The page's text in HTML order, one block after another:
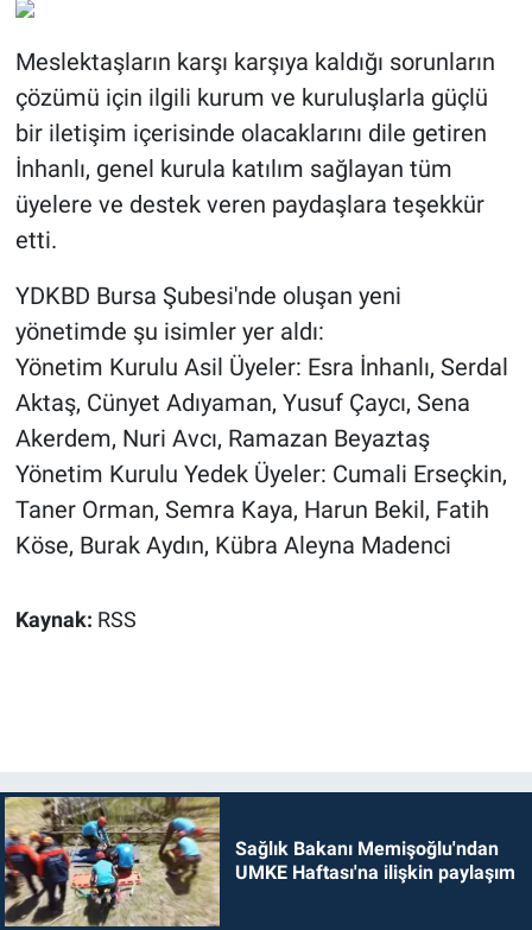
Meslektaşların karşı karşıya kaldığı sorunların
çözümü için ilgili kurum ve kuruluşlarla güçlü
bir iletişim içerisinde olacaklarını dile getiren
İnhanlı, genel kurula katılım sağlayan tüm
üyelere ve destek veren paydaşlara teşekkür
etti.
YDKBD Bursa Şubesi'nde oluşan yeni
yönetimde şu isimler yer aldı:
Yönetim Kurulu Asil Üyeler: Esra İnhanlı, Serdal
Aktaş, Cünyet Adıyaman, Yusuf Çaycı, Sena
Akerdem, Nuri Avcı, Ramazan Beyaztaş
Yönetim Kurulu Yedek Üyeler: Cumali Erseçkin,
Taner Orman, Semra Kaya, Harun Bekil, Fatih
Köse, Burak Aydın, Kübra Aleyna Madenci
Kaynak: RSS
Sağlık Bakanı Memişoğlu'ndan
UMKE Haftası'na ilişkin paylaşım